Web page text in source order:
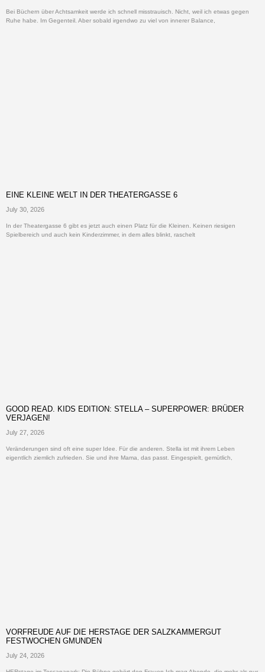
Bei Büchern über Achtsamkeit werde ich schnell misstrauisch. Nicht, weil ich etwas gegen
Ruhe habe. Im Gegenteil. Aber sobald irgendwo zu viel von innerer Balance,
EINE KLEINE WELT IN DER THEATERGASSE 6
July 30, 2026
In der Theatergasse 6 gibt es jetzt auch einen Platz für die Kleinen. Keinen riesigen
Spielbereich und auch kein Kinderzimmer, in dem alles blinkt, raschelt
GOOD READ. KIDS EDITION: STELLA – SUPERPOWER: BRÜDER
VERJAGEN!
July 27, 2026
Veränderungen sind oft eine super Idee. Für die anderen. Stella ist mit ihrem Leben
eigentlich ziemlich zufrieden. Sie und ihre Mama, das passt. Eingespielt, gemütlich,
VORFREUDE AUF DIE HERSTAGE DER SALZKAMMERGUT
FESTWOCHEN GMUNDEN
July 24, 2026